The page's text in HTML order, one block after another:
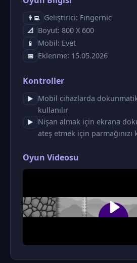
👨‍💻 Geliştirici: Fingernic
📐 Boyut: 800 X 600
📱 Mobil: Evet
📅 Eklenme: 15.05.2026
Kontroller
▶
Mobil cihazlarda
kullanılır
▶
Nişan almak için ekrana
ateş etmek için parmağınızı
Oyun Videosu